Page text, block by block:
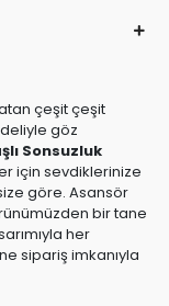
çeşit çeşit
göz
Sonsuzluk
için sevdiklerinize
göre. Asansör
bir tane
her
sipariş imkanıyla